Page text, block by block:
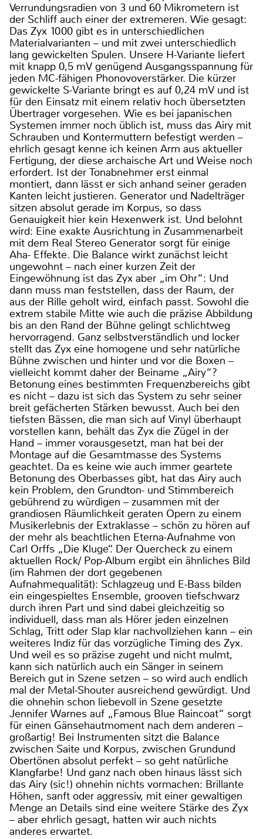
Verrundungsradien von 3 und 60 Mikrometern ist
der Schliff auch einer der extremeren. Wie gesagt:
Das Zyx 1000 gibt es in unterschiedlichen
Materialvarianten – und mit zwei unterschiedlich
lang gewickelten Spulen. Unsere H-Variante liefert
mit knapp 0,5 mV genügend Ausgangsspannung für
jeden MC-fähigen Phonovoverstärker. Die kürzer
gewickelte S-Variante bringt es auf 0,24 mV und ist
für den Einsatz mit einem relativ hoch übersetzten
Übertrager vorgesehen. Wie es bei japanischen
Systemen immer noch üblich ist, muss das Airy mit
Schrauben und Kontermuttern befestigt werden –
ehrlich gesagt kenne ich keinen Arm aus aktueller
Fertigung, der diese archaische Art und Weise noch
erfordert. Ist der Tonabnehmer erst einmal
montiert, dann lässt er sich anhand seiner geraden
Kanten leicht justieren. Generator und Nadelträger
sitzen absolut gerade im Korpus, so dass
Genauigkeit hier kein Hexenwerk ist. Und belohnt
wird: Eine exakte Ausrichtung in Zusammenarbeit
mit dem Real Stereo Generator sorgt für einige
Aha- Effekte. Die Balance wirkt zunächst leicht
ungewohnt – nach einer kurzen Zeit der
Eingewöhnung ist das Zyx aber „im Ohr“: Und
dann muss man feststellen, dass der Raum, der
aus der Rille geholt wird, einfach passt. Sowohl die
extrem stabile Mitte wie auch die präzise Abbildung
bis an den Rand der Bühne gelingt schlichtweg
hervorragend. Ganz selbstverständlich und locker
stellt das Zyx eine homogene und sehr natürliche
Bühne zwischen und hinter und vor die Boxen –
vielleicht kommt daher der Beiname „Airy“?
Betonung eines bestimmten Frequenzbereichs gibt
es nicht – dazu ist sich das System zu sehr seiner
breit gefächerten Stärken bewusst. Auch bei den
tiefsten Bässen, die man sich auf Vinyl überhaupt
vorstellen kann, behält das Zyx die Zügel in der
Hand – immer vorausgesetzt, man hat bei der
Montage auf die Gesamtmasse des Systems
geachtet. Da es keine wie auch immer geartete
Betonung des Oberbasses gibt, hat das Airy auch
kein Problem, den Grundton- und Stimmbereich
gebührend zu würdigen – zusammen mit der
grandiosen Räumlichkeit geraten Opern zu einem
Musikerlebnis der Extraklasse – schön zu hören auf
der mehr als beachtlichen Eterna-Aufnahme von
Carl Orffs „Die Kluge“. Der Quercheck zu einem
aktuellen Rock/ Pop-Album ergibt ein ähnliches Bild
(im Rahmen der dort gegebenen
Aufnahmequalität): Schlagzeug und E-Bass bilden
ein eingespieltes Ensemble, grooven tiefschwarz
durch ihren Part und sind dabei gleichzeitig so
individuell, dass man als Hörer jeden einzelnen
Schlag, Tritt oder Slap klar nachvollziehen kann – ein
weiteres Indiz für das vorzügliche Timing des Zyx.
Und weil es so präzise zugeht und nicht mulmt,
kann sich natürlich auch ein Sänger in seinem
Bereich gut in Szene setzen – so wird auch endlich
mal der Metal-Shouter ausreichend gewürdigt. Und
die ohnehin schon liebevoll in Szene gesetzte
Jennifer Warnes auf „Famous Blue Raincoat“ sorgt
für einen Gänsehautmoment nach dem anderen –
großartig! Bei Instrumenten sitzt die Balance
zwischen Saite und Korpus, zwischen Grundund
Obertönen absolut perfekt – so geht natürliche
Klangfarbe! Und ganz nach oben hinaus lässt sich
das Airy (sic!) ohnehin nichts vormachen: Brillante
Höhen, sanft oder aggressiv, mit einer gewaltigen
Menge an Details sind eine weitere Stärke des Zyx
– aber ehrlich gesagt, hatten wir auch nichts
anderes erwartet.